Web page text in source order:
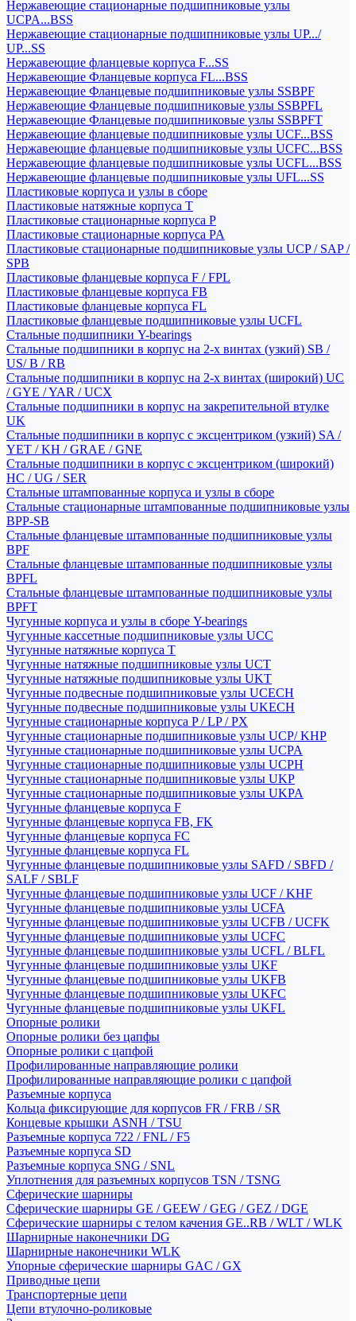
Нержавеющие стационарные подшипниковые узлы
UCPA...BSS
Нержавеющие стационарные подшипниковые узлы UP.../
UP...SS
Нержавеющие фланцевые корпуса F...SS
Нержавеющие Фланцевые корпуса FL...BSS
Нержавеющие Фланцевые подшипниковые узлы SSBPF
Нержавеющие Фланцевые подшипниковые узлы SSBPFL
Нержавеющие Фланцевые подшипниковые узлы SSBPFT
Нержавеющие фланцевые подшипниковые узлы UCF...BSS
Нержавеющие фланцевые подшипниковые узлы UCFC...BSS
Нержавеющие фланцевые подшипниковые узлы UCFL...BSS
Нержавеющие фланцевые подшипниковые узлы UFL...SS
Пластиковые корпуса и узлы в сборе
Пластиковые натяжные корпуса T
Пластиковые стационарные корпуса P
Пластиковые стационарные корпуса PA
Пластиковые стационарные подшипниковые узлы UCP / SAP /
SPB
Пластиковые фланцевые корпуса F / FPL
Пластиковые фланцевые корпуса FB
Пластиковые фланцевые корпуса FL
Пластиковые фланцевые подшипниковые узлы UCFL
Стальные подшипники Y-bearings
Стальные подшипники в корпус на 2-х винтах (узкий) SB /
US/ B / RB
Стальные подшипники в корпус на 2-х винтах (широкий) UC
/ GYE / YAR / UCX
Стальные подшипники в корпус на закрепительной втулке
UK
Стальные подшипники в корпус с эксцентриком (узкий) SA /
YET / KH / GRAE / GNE
Стальные подшипники в корпус с эксцентриком (широкий)
HC / UG / SER
Стальные штампованные корпуса и узлы в сборе
Стальные стационарные штампованные подшипниковые узлы
BPP-SB
Стальные фланцевые штампованные подшипниковые узлы
BPF
Стальные фланцевые штампованные подшипниковые узлы
BPFL
Стальные фланцевые штампованные подшипниковые узлы
BPFT
Чугунные корпуса и узлы в сборе Y-bearings
Чугунные кассетные подшипниковые узлы UCC
Чугунные натяжные корпуса T
Чугунные натяжные подшипниковые узлы UCT
Чугунные натяжные подшипниковые узлы UKT
Чугунные подвесные подшипниковые узлы UCECH
Чугунные подвесные подшипниковые узлы UKECH
Чугунные стационарные корпуса P / LP / PX
Чугунные стационарные подшипниковые узлы UCP/ KHP
Чугунные стационарные подшипниковые узлы UCPA
Чугунные стационарные подшипниковые узлы UCPH
Чугунные стационарные подшипниковые узлы UKP
Чугунные стационарные подшипниковые узлы UKPA
Чугунные фланцевые корпуса F
Чугунные фланцевые корпуса FB, FK
Чугунные фланцевые корпуса FC
Чугунные фланцевые корпуса FL
Чугунные фланцевые подшипниковые узлы SAFD / SBFD /
SALF / SBLF
Чугунные фланцевые подшипниковые узлы UCF / KHF
Чугунные фланцевые подшипниковые узлы UCFA
Чугунные фланцевые подшипниковые узлы UCFB / UCFK
Чугунные фланцевые подшипниковые узлы UCFC
Чугунные фланцевые подшипниковые узлы UCFL / BLFL
Чугунные фланцевые подшипниковые узлы UKF
Чугунные фланцевые подшипниковые узлы UKFB
Чугунные фланцевые подшипниковые узлы UKFC
Чугунные фланцевые подшипниковые узлы UKFL
Опорные ролики
Опорные ролики без цапфы
Опорные ролики с цапфой
Профилированные направляющие ролики
Профилированные направляющие ролики с цапфой
Разъемные корпуса
Кольца фиксирующие для корпусов FR / FRB / SR
Концевые крышки ASNH / TSU
Разъемные корпуса 722 / FNL / F5
Разъемные корпуса SD
Разъемные корпуса SNG / SNL
Уплотнения для разъемных корпусов TSN / TSNG
Сферические шарниры
Сферические шарниры GE / GEEW / GEG / GEZ / DGE
Сферические шарниры с телом качения GE..RB / WLT / WLK
Шарнирные наконечники DG
Шарнирные наконечники WLK
Упорные сферические шарниры GAC / GX
Приводные цепи
Транспортерные цепи
Цепи втулочно-роликовые